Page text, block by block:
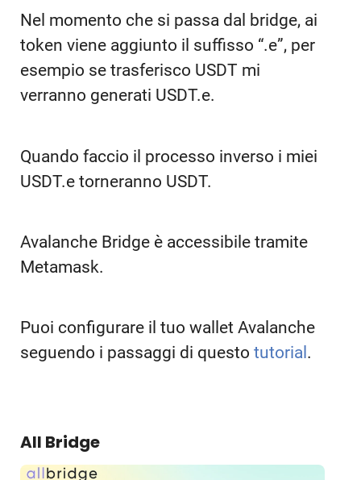
Nel momento che si passa dal bridge, ai
token viene aggiunto il suffisso “.e”, per
esempio se trasferisco USDT mi
verranno generati USDT.e.
Quando faccio il processo inverso i miei
USDT.e torneranno USDT.
Avalanche Bridge è accessibile tramite
Metamask.
Puoi configurare il tuo wallet Avalanche
seguendo i passaggi di questo tutorial .
All Bridge